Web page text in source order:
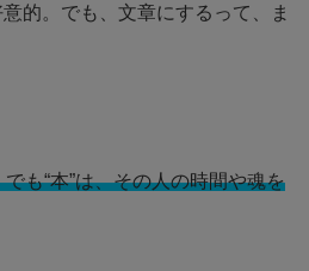
的。でも、文章にするって、ま
も“本”は、その人の時間や魂を